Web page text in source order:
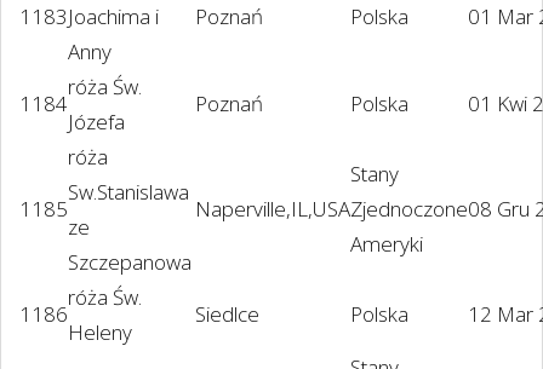
1183Joachima i
Anny
Poznań Polska 01 Mar
1184
róża Św.
Józefa
Poznań Polska 01 Kwi
1185
róża
Sw.Stanislawa
ze
Szczepanowa
Naperville,IL,USA
Stany
Zjednoczone
Ameryki
08 Gru
1186
róża Św.
Heleny
Siedlce Polska 12 Mar